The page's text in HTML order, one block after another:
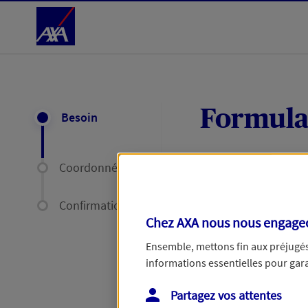
Accéder au Contenu
Besoin
Coordonnées
Confirmation
Votre message :
Chez AXA nous nous
Ensemble, mettons fin aux
informations essentielles pour
Partagez vos attentes